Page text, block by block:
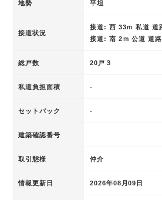
地勢 平坦
接道状況
接道: 西 33ｍ 私道 道
接道: 南 2ｍ 公道 道
総戸数 20戸３
私道負担面積 -
セットバック -
建築確認番号
取引態様 仲介
情報更新日 2026年08月09日